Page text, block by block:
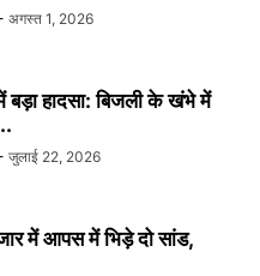
अगस्त 1, 2026
बड़ा हादसा: बिजली के खंभे में
जुलाई 22, 2026
में आपस में भिड़े दो सांड,